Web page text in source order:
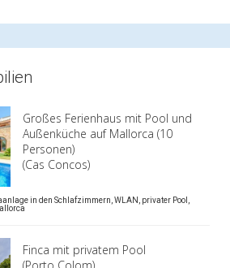
Großes Ferienhaus mit Pool und
Außenküche auf Mallorca (10
Personen)
(Cas Concos)
in den Schlafzimmern, WLAN, privater Pool,
Finca mit privatem Pool